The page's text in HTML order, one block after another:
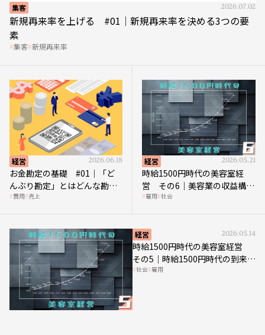
新規再来率を上げる #01｜新規再来率を決める3つの要
素
集客
経営 2026.06.18
お金勘定の基礎 #01｜「ど
んぶり勘定」とはどんな勘
定？
費用 売上
経営 2026.05.21
時給1500円時代の美容室経
営 その6｜美容業の収益構造
を改革する「多次元化」
雇用 社会
時給1500円時代の美容室経営
その5｜時給1500円時代の到来は
美容業の収益構造を見直す契機
社会 雇用